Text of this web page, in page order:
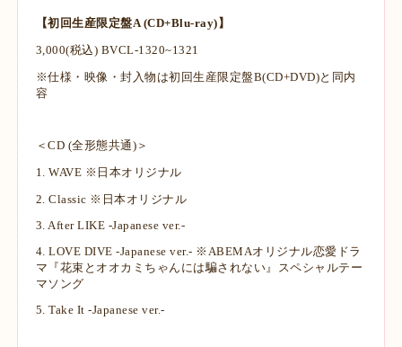
【初回生産限定盤A (CD+Blu-ray)】
3,000(税込) BVCL-1320~1321
※仕様・映像・封入物は初回生産限定盤B(CD+DVD)と同内
容
＜CD (全形態共通)＞
1. WAVE ※日本オリジナル
2. Classic ※日本オリジナル
3. After LIKE -Japanese ver.-
4. LOVE DIVE -Japanese ver.- ※ABEMAオリジナル恋愛ドラ
マ『花束とオオカミちゃんには騙されない』スペシャルテー
マソング
5. Take It -Japanese ver.-